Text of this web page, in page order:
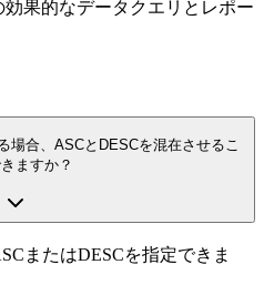
果的なデータクエリとレポー
場合、ASCとDESCを混在させるこ
ますか？
またはDESCを指定できま